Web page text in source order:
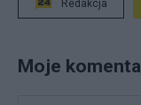
Redakcja
Moje